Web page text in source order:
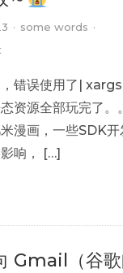
· some words ·
错误使用了|
资源全部玩完了
漫画，一些SDK
响， […]
Gmail（谷